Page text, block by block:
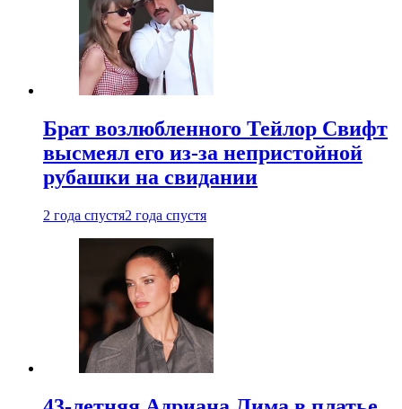
Брат возлюбленного Тейлор Свифт
высмеял его из-за непристойной
рубашки на свидании
2 года спустя2 года спустя